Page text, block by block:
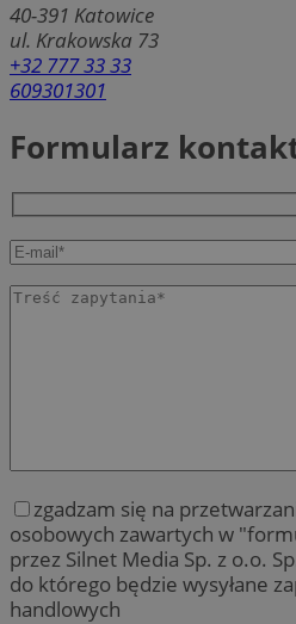
40-391 Katowice
ul. Krakowska 73
+32 777 33 33
609301301
Formularz
zgadzam się na
osobowych zawartych w
przez Silnet Media Sp. z o.o.
do którego będzie wysyłane
handlowych